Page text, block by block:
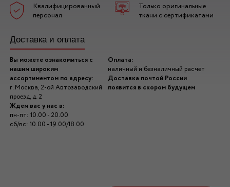
Квалифицированный
персонал
Только оригинальные
ткани с сертификатами
Доставка и оплата
Вы можете ознакомиться с
нашим широким
ассортиментом по адресу:
г. Москва, 2-ой Автозаводский
проезд, д. 2
Ждем вас у нас в:
пн-пт: 10.00 - 20.00
сб/вс: 10.00 - 19.00/18.00
Оплата:
наличный и безналичный расчет
Доставка почтой России
появится в скором будущем